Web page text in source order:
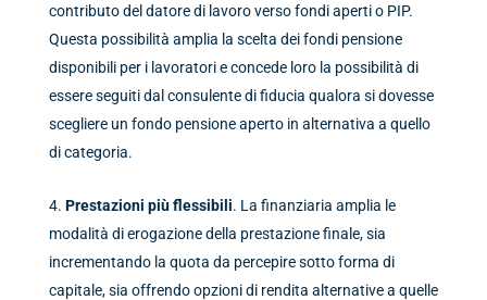
contributo del datore di lavoro verso fondi aperti o PIP.
Questa possibilità amplia la scelta dei fondi pensione
disponibili per i lavoratori e concede loro la possibilità di
essere seguiti dal consulente di fiducia qualora si dovesse
scegliere un fondo pensione aperto in alternativa a quello
di categoria.
Prestazioni più flessibili. La finanziaria amplia le
modalità di erogazione della prestazione finale, sia
incrementando la quota da percepire sotto forma di
capitale, sia offrendo opzioni di rendita alternative a quelle